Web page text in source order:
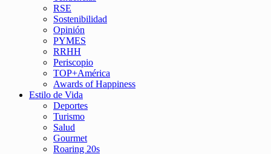
RSE
Sostenibilidad
Opinión
PYMES
RRHH
Periscopio
TOP+América
Awards of Happiness
Estilo de Vida
Deportes
Turismo
Salud
Gourmet
Roaring 20s